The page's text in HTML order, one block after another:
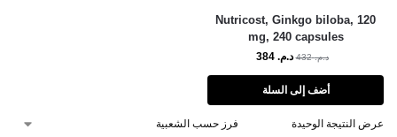
Nutricost, Ginkgo biloba, 120
mg, 240 capsules
د.م.432 د.م. 384
أضف إلى السلة
عرض النتيجة الوحيدة